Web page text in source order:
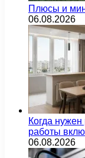
Плюсы и
06.08.2026
Когда
работы
06.08.2026